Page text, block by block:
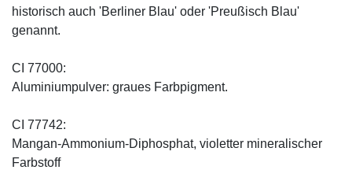
historisch auch 'Berliner Blau' oder 'Preußisch Blau'
genannt.
CI 77000:
Aluminiumpulver: graues Farbpigment.
CI 77742:
Mangan-Ammonium-Diphosphat, violetter mineralischer
Farbstoff